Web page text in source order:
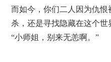
而如今，你们二人因为仇
杀，还是寻找隐藏在这个世
“小师姐，别来无恙啊。”